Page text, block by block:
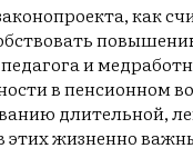
как
и
в пенсионном
длительной,
этих жизненно